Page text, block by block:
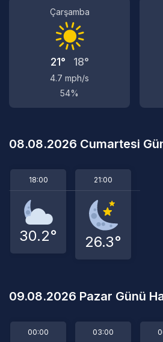
Çarşamba
21° 18°
4.7 mph/s
54%
08.08.2026 Cumartesi
18:00
30.2°
21:00
26.3°
09.08.2026 Pazar Günü
00:00 03:00